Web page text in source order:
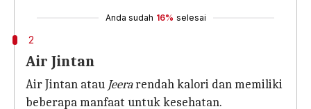
Anda sudah 16% selesai
2
Air Jintan
Air Jintan atau Jeerarendah kalori dan memiliki
beberapa manfaat untuk kesehatan.